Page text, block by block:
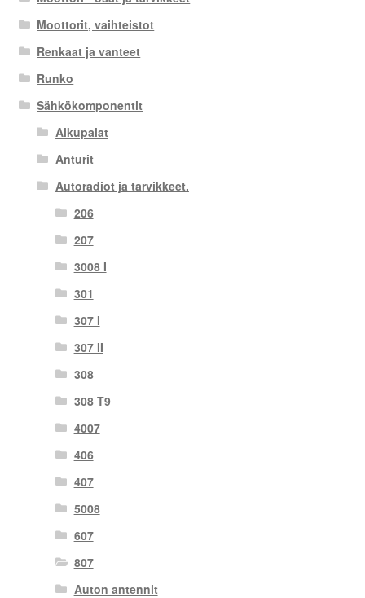
Moottorit, vaihteistot
Renkaat ja vanteet
Runko
Sähkökomponentit
Alkupalat
Anturit
Autoradiot ja tarvikkeet.
206
207
3008 I
301
307 I
307 II
308
308 T9
4007
406
407
5008
607
807
Auton antennit